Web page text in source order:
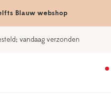
Blauw webshop
vandaag verzonden